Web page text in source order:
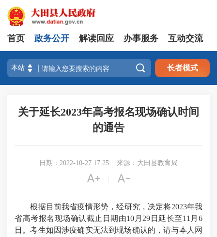
首页 政务公开 解读回应 办事服务 互动交流
 长者模式
关于延长2023年高考报名现场确认时间
的通告
日期：2022-10-27 17:25 来源：大田县教育局
 
根据目前我省疫情形势，经研究，决定将2023年我
省高考报名现场确认截止日期由10月29日延长至11月6
日。考生如因涉疫确实无法到现场确认的，请与本人网